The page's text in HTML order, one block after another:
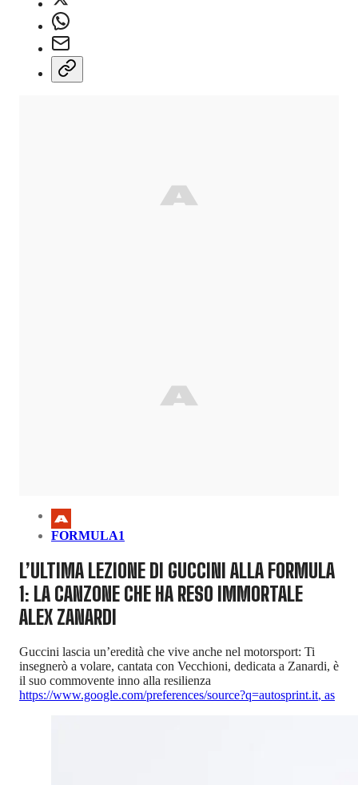
FORMULA1
L’ULTIMA LEZIONE DI GUCCINI ALLA FORMULA
1: LA CANZONE CHE HA RESO IMMORTALE
ALEX ZANARDI
Guccini lascia un’eredità che vive anche nel motorsport: Ti
insegnerò a volare, cantata con Vecchioni, dedicata a Zanardi, è
il suo commovente inno alla resilienza
https://www.google.com/preferences/source?q=autosprint.it, as